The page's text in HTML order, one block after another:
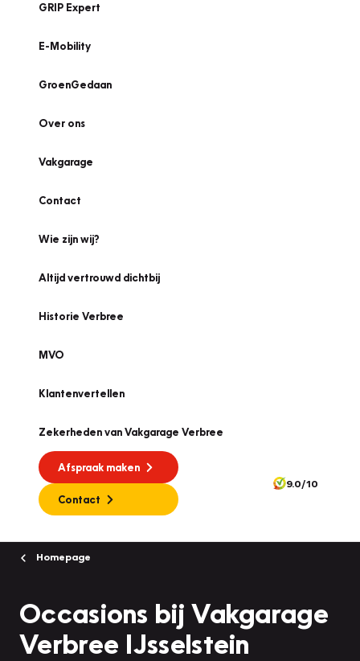
GRIP Expert
E-Mobility
GroenGedaan
Over ons
Vakgarage
Contact
Wie zijn wij?
Altijd vertrouwd dichtbij
Historie Verbree
MVO
Klantenvertellen
Zekerheden van Vakgarage Verbree
Afspraak maken
Contact
9.0/10
Homepage
Occasions bij Vakgarage
Verbree IJsselstein